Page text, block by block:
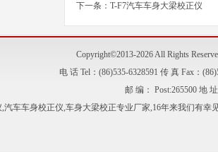
下一条： T-F7汽车车身大梁校正仪
Copyright©2013-2026 All Rights
电 话 Tel：(86)535-6328591 传 真 Fax：
邮 编： Post:265500 地
,汽车车身校正仪,车身大梁校正专业厂家,16年来我们有幸